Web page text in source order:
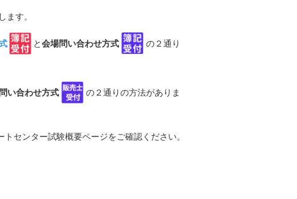
す。
と会場問い合わせ方式 の２通り
い合わせ方式 の２通りの方法がありま
センター試験概要ページをご確認ください。